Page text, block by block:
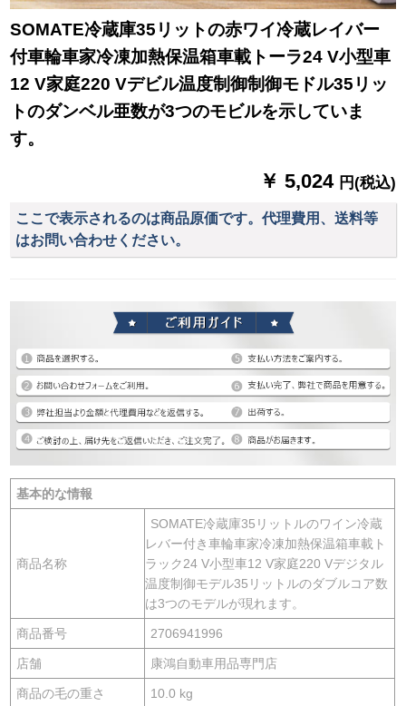
SOMATE冷蔵庫35リットの赤ワイ冷蔵レイバー
付車輪車家冷凍加熱保温箱車載トーラ24 V小型車
12 V家庭220 Vデビル温度制御制御モドル35リッ
トのダンベル亜数が3つのモビルを示していま
す。
￥ 5,024 円(税込)
ここで表示されるのは商品原価です。代理費用、送料等
はお問い合わせください。
基本的な情報
商品名称
SOMATE冷蔵庫35リットルのワイン冷蔵
レバー付き車輪車家冷凍加熱保温箱車載ト
ラック24 V小型車12 V家庭220 Vデジタル
温度制御モデル35リットルのダブルコア数
は3つのモデルが現れます。
商品番号 2706941996
店舗 康鴻自動車用品専門店
商品の毛の重さ 10.0 kg